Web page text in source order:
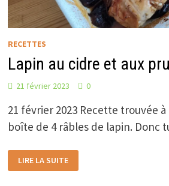
RECETTES
Lapin au cidre et aux
21 février 2023 0
21 février 2023 Recette trouvée
boîte de 4 râbles de lapin. Donc
AU
CIDRE
LIRE LA SUITE